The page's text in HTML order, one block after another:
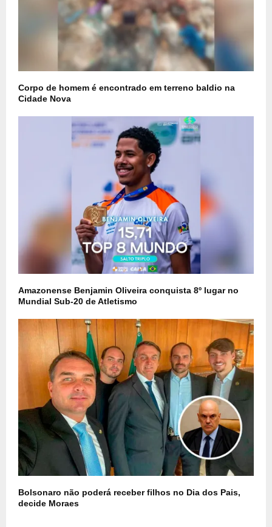
Corpo de homem é encontrado em terreno baldio na
Cidade Nova
Amazonense Benjamin Oliveira conquista 8º lugar no
Mundial Sub-20 de Atletismo
Bolsonaro não poderá receber filhos no Dia dos Pais,
decide Moraes